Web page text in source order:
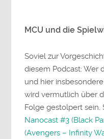
MCU und die
Soviel zur
diesem Podcast: Wer
und hier
wird vermutlich über
Folge gestolpert sein.
Nanocast #3 (Black
(Avengers – Infinity